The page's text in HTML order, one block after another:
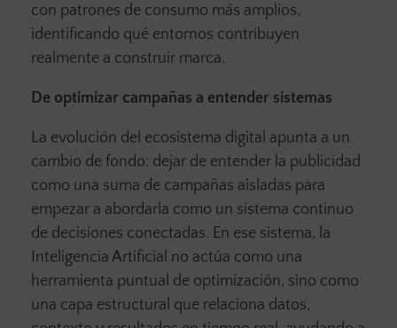
con patrones de consumo más amplios,
identificando qué entornos contribuyen
realmente a construir marca.
De optimizar campañas a entender sistemas
La evolución del ecosistema digital apunta a un
cambio de fondo: dejar de entender la publicidad
como una suma de campañas aisladas para
empezar a abordarla como un sistema continuo
de decisiones conectadas. En ese sistema, la
Inteligencia Artificial no actúa como una
herramienta puntual de optimización, sino como
una capa estructural que relaciona datos,